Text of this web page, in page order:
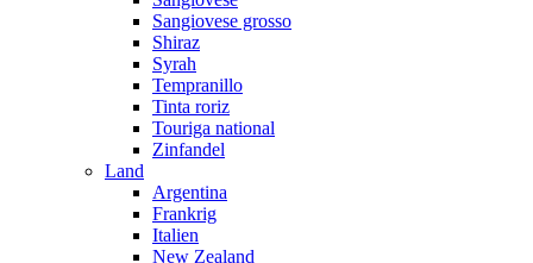
Sangiovese grosso
Shiraz
Syrah
Tempranillo
Tinta roriz
Touriga national
Zinfandel
Land
Argentina
Frankrig
Italien
New Zealand